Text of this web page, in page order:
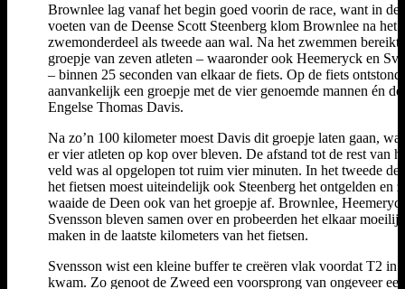
Brownlee lag vanaf het begin goed voorin de race, want in de
voeten van de Deense Scott Steenberg klom Brownlee na het
zwemonderdeel als tweede aan wal. Na het zwemmen
groepje van zeven atleten – waaronder ook Heemeryck en
– binnen 25 seconden van elkaar de fiets. Op de fiets ontstond
aanvankelijk een groepje met de vier genoemde mannen én de
Engelse Thomas Davis.
Na zo’n 100 kilometer moest Davis dit groepje laten gaan,
er vier atleten op kop over bleven. De afstand tot de rest van
veld was al opgelopen tot ruim vier minuten. In het tweede
het fietsen moest uiteindelijk ook Steenberg het ontgelden en
waaide de Deen ook van het groepje af. Brownlee,
Svensson bleven samen over en probeerden het elkaar
maken in de laatste kilometers van het fietsen.
Svensson wist een kleine buffer te creëren vlak voordat T2 in
kwam. Zo genoot de Zweed een voorsprong van ongeveer een